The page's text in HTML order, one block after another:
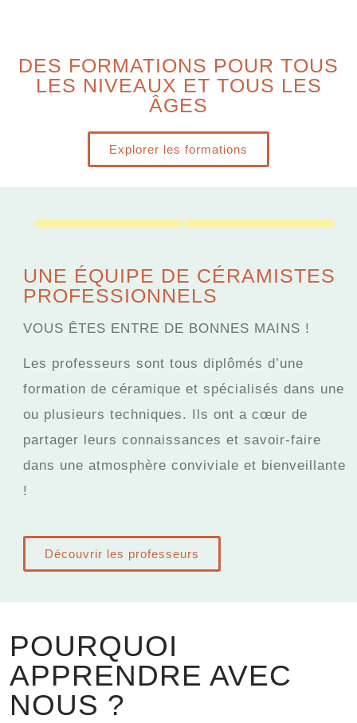
DES FORMATIONS POUR TOUS
LES NIVEAUX ET TOUS LES
ÂGES
Explorer les formations
UNE ÉQUIPE DE CÉRAMISTES
PROFESSIONNELS
VOUS ÊTES ENTRE DE BONNES MAINS !
Les professeurs sont tous diplômés d’une
formation de céramique et spécialisés dans une
ou plusieurs techniques. Ils ont a cœur de
partager leurs connaissances et savoir-faire
dans une atmosphère conviviale et bienveillante
!
Découvrir les professeurs
POURQUOI
APPRENDRE AVEC
NOUS ?